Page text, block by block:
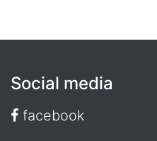
Social media
facebook